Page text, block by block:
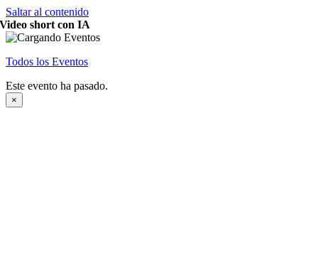
Saltar al contenido
Video short con IA
Todos los Eventos
Este evento ha pasado.
×